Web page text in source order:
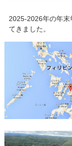
2025-2026年の年末
てきました。